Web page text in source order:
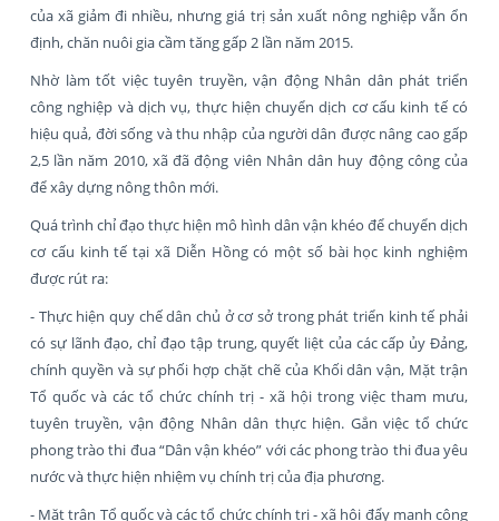
của xã giảm đi nhiều, nhưng giá trị sản xuất nông nghiệp vẫn ổn
định, chăn nuôi gia cầm tăng gấp 2 lần năm 2015.
Nhờ làm tốt việc tuyên truyền, vận động Nhân dân phát triển
công nghiệp và dịch vụ, thực hiện chuyển dịch cơ cấu kinh tế có
hiệu quả, đời sống và thu nhập của người dân được nâng cao gấp
2,5 lần năm 2010, xã đã động viên Nhân dân huy động công của
để xây dựng nông thôn mới.
Quá trình chỉ đạo thực hiện mô hình dân vận khéo để chuyển dịch
cơ cấu kinh tế tại xã Diễn Hồng có một số bài học kinh nghiệm
được rút ra:
- Thực hiện quy chế dân chủ ở cơ sở trong phát triển kinh tế phải
có sự lãnh đạo, chỉ đạo tập trung, quyết liệt của các cấp ủy Đảng,
chính quyền và sự phối hợp chặt chẽ của Khối dân vận, Mặt trận
Tổ quốc và các tổ chức chính trị - xã hội trong việc tham mưu,
tuyên truyền, vận động Nhân dân thực hiện. Gắn việc tổ chức
phong trào thi đua “Dân vận khéo” với các phong trào thi đua yêu
nước và thực hiện nhiệm vụ chính trị của địa phương.
- Mặt trận Tổ quốc và các tổ chức chính trị - xã hội đẩy mạnh công